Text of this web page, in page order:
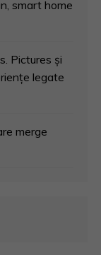
smart home
Pictures și
legate
merge